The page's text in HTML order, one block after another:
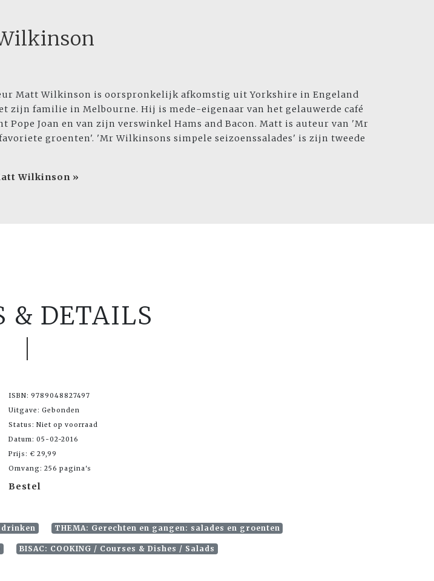
Matt Wilkinson is oorspronkelijk afkomstig uit Yorkshire in Engeland
zijn familie in Melbourne. Hij is mede-eigenaar van het gelauwerde café
Pope Joan en van zijn verswinkel Hams and Bacon. Matt is auteur van 'Mr
groenten'. 'Mr Wilkinsons simpele seizoenssalades' is zijn tweede
Wilkinson »
& DETAILS
ISBN: 9789048827497
Uitgave: Gebonden
Status: Niet op voorraad
Datum: 05-02-2016
Prijs: € 29,99
Omvang: 256 pagina's
Bestel
drinken THEMA: Gerechten en gangen: salades en groenten
BISAC: COOKING / Courses & Dishes / Salads